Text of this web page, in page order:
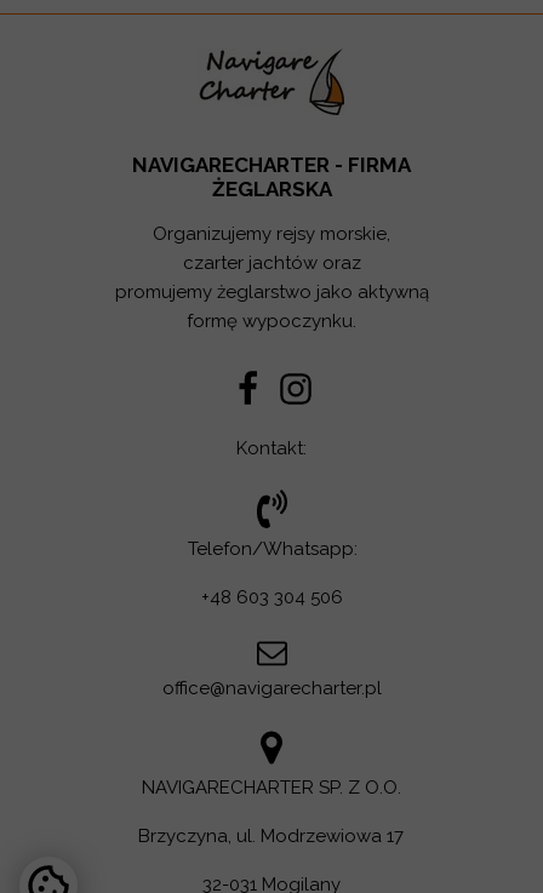
NAVIGARECHARTER - FIRMA
ŻEGLARSKA
Organizujemy rejsy morskie,
czarter jachtów oraz
promujemy żeglarstwo jako aktywną
formę wypoczynku.
Kontakt:
Telefon/Whatsapp:
+48 603 304 506
office@navigarecharter.pl
NAVIGARECHARTER SP. Z O.O.
Brzyczyna, ul. Modrzewiowa 17
32-031 Mogilany